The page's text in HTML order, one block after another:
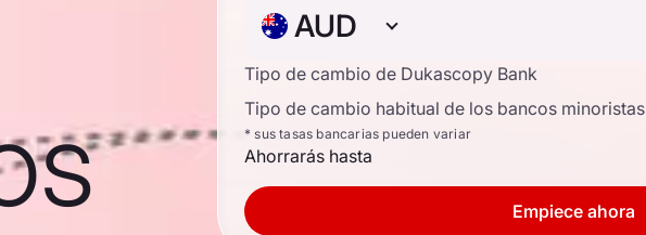
AUD
Tipo de cambio de Dukascopy Bank
Tipo de cambio habitual de los bancos minoristas
* sus tasas bancarias pueden variar
Ahorrarás hasta
Empiece ahora